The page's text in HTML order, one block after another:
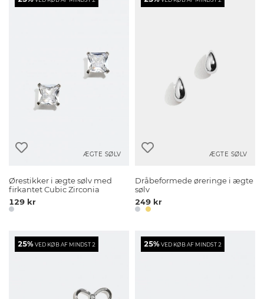
ÆGTE SØLV
Ørestikker i ægte sølv med
firkantet Cubic Zirconia
129 kr
ÆGTE SØLV
Dråbeformede øreringe i ægte
sølv
249 kr
25%VED KØB AF MINDST 2 25%VED KØB AF MINDST 2